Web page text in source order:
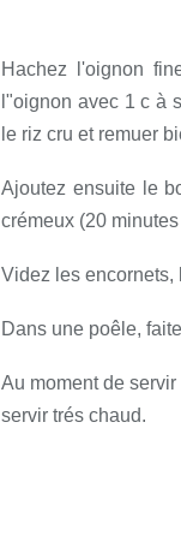
Hachez l'oignon
l"oignon avec 1 c à
le riz cru et remuer
Ajoutez ensuite le
crémeux (20
Videz les encornets,
Dans une poêle,
Au moment de
servir trés chaud.